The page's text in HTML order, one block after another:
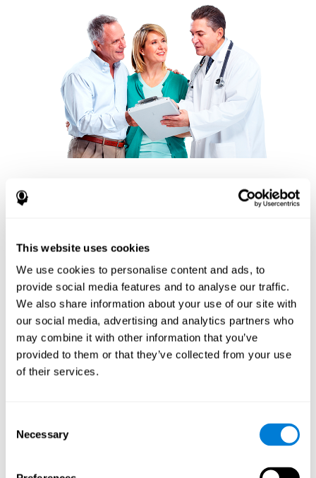
This website uses cookies
We use cookies to personalise content and ads, to
provide social media features and to analyse our traffic.
We also share information about your use of our site with
our social media, advertising and analytics partners who
may combine it with other information that you’ve
provided to them or that they’ve collected from your use
of their services.
Selection
Necessary
¿Por qué se ha
evaluación
neuropsicológica?
La evaluación neuropsicológica documenta patrones de
fortalezas y debilidades entre las funciones cognitivas y
conductuales. Para pacientes con enfermedad de
Parkinson u otro trastorno del movimiento, una
evaluación e interpretación de este patrón de fortalezas y
debilidades puede:
comportamiento están relacionados con el trastorno del
movimiento, la depresión, el trastorno bipolar, otras
Ayudar con la evaluación antes y después de los